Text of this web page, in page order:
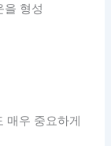
을 형성
매우 중요하게